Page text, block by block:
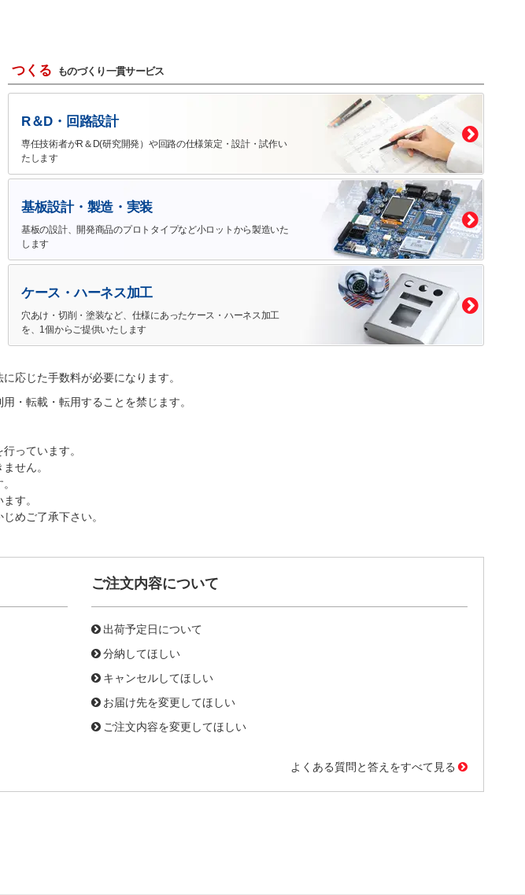
つくる ものづくり一貫サービス
R＆D・回路設計
専任技術者がR＆D(研究開発）や回路の仕様策定・設計・試作い
たします
基板設計・製造・実装
基板の設計、開発商品のプロトタイプなど小ロットから製造いた
します
ケース・ハーネス加工
穴あけ・切削・塗装など、仕様にあったケース・ハーネス加工
を、1個からご提供いたします
応じた手数料が必要になります。
・転載・転用することを禁じます。
っています。
せん。
す。
めご了承下さい。
ご注文内容について
出荷予定日について
分納してほしい
キャンセルしてほしい
お届け先を変更してほしい
ご注文内容を変更してほしい
よくある質問と答えをすべて見る